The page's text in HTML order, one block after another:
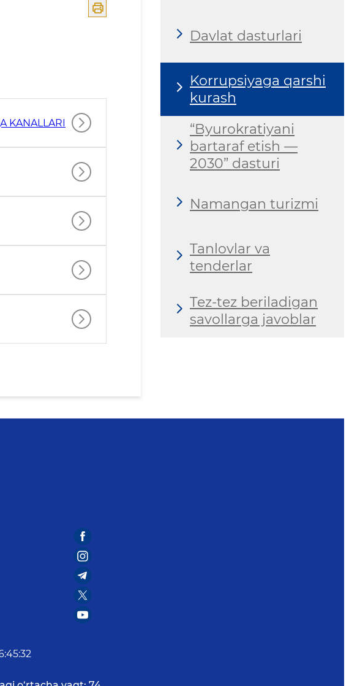
KANALLARI
Davlat dasturlari
Korrupsiyaga qarshi
kurash
“Byurokratiyani
bartaraf etish —
2030” dasturi
Namangan turizmi
Tanlovlar va
tenderlar
Tez-tez beriladigan
savollarga javoblar